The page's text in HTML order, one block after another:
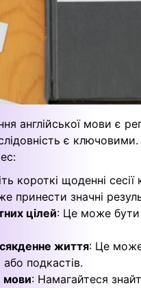
англійської мови є
є
короткі щоденні
принести значні
цілей: Це може бути
життя: Це може
подкастів.
мови: Намагайтеся